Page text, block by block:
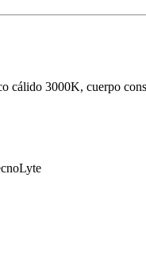
cálido 3000K, cuerpo